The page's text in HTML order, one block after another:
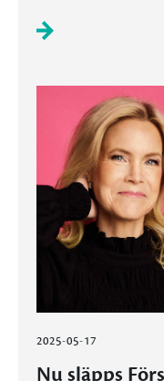
2025-05-17
Nu släpps